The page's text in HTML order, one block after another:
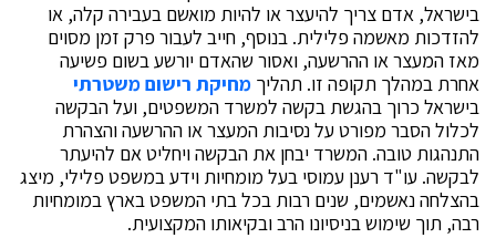
בישראל, אדם צריך להיעצר או להיות מואשם בעבירה קלה, או
להזדכות מאשמה פלילית. בנוסף, חייב לעבור פרק זמן מסוים
מאז המעצר או ההרשעה, ואסור שהאדם יורשע בשום פשיעה
אחרת במהלך תקופה זו. תהליך מחיקת רישום משטרתי
בישראל כרוך בהגשת בקשה למשרד המשפטים, ועל הבקשה
לכלול הסבר מפורט על נסיבות המעצר או ההרשעה והצהרת
התנהגות טובה. המשרד יבחן את הבקשה ויחליט אם להיעתר
לבקשה. עו"ד רענן עמוסי בעל מומחיות וידע במשפט פלילי, מיצג
בהצלחה נאשמים, שנים רבות בכל בתי המשפט בארץ במומחיות
רבה, תוך שימוש בניסיונו הרב ובקיאותו המקצועית.